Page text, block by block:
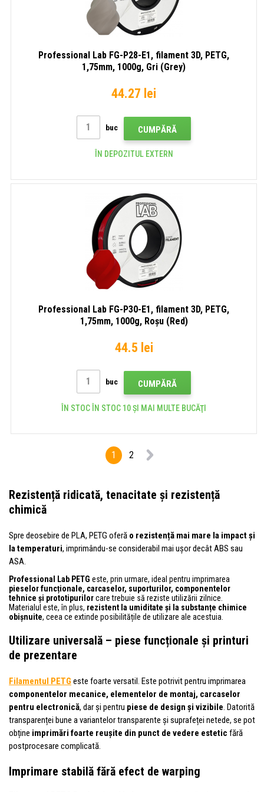
Professional Lab FG-P28-E1, filament 3D, PETG,
1,75mm, 1000g, Gri (Grey)
44.27 lei
buc CUMPĂRĂ
ÎN DEPOZITUL EXTERN
Professional Lab FG-P30-E1, filament 3D, PETG,
1,75mm, 1000g, Roșu (Red)
44.5 lei
buc CUMPĂRĂ
ÎN STOC ÎN STOC 10 ȘI MAI MULTE BUCĂŢI
1 2
Rezistență ridicată, tenacitate și rezistență
chimică
Spre deosebire de PLA, PETG oferă o rezistență mai mare la impact și
la temperaturi, imprimându-se considerabil mai ușor decât ABS sau
ASA.
Professional Lab PETG este, prin urmare, ideal pentru imprimarea
pieselor funcționale, carcaselor, suporturilor, componentelor
tehnice și prototipurilorcare trebuie să reziste utilizării zilnice.
Materialul este, în plus, rezistent la umiditate și la substanțe chimice
obișnuite, ceea ce extinde posibilitățile de utilizare ale acestuia.
Utilizare universală – piese funcționale și printuri
de prezentare
Filamentul PETG este foarte versatil. Este potrivit pentru imprimarea
componentelor mecanice, elementelor de montaj, carcaselor
pentru electronică, dar și pentru piese de design și vizibile. Datorită
transparenței bune a variantelor transparente și suprafeței netede, se pot
obține imprimări foarte reușite din punct de vedere estetic fără
postprocesare complicată.
Imprimare stabilă fără efect de warping